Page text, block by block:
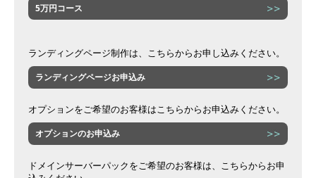
5万円コース
ランディングページ制作は、こちらからお申し込みください。
ランディングページお申込み
オプションをご希望のお客様はこちらからお申込みください。
オプションのお申込み
ドメインサーバーパックをご希望のお客様は、こちらからお申